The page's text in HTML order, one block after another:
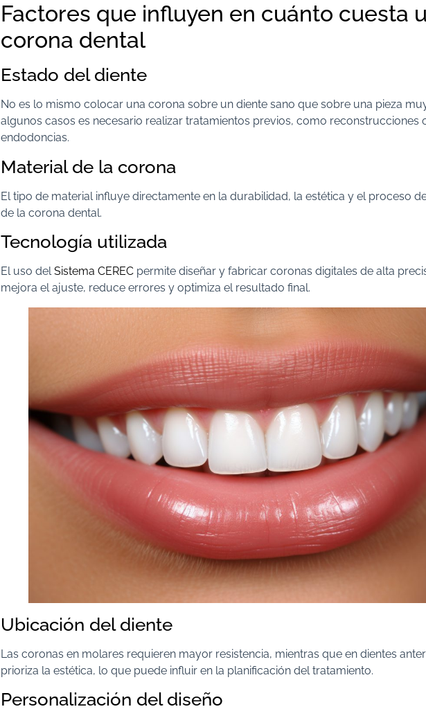
Factores que influyen en cuánto cuesta
corona dental
Estado del diente
No es lo mismo colocar una corona sobre un diente sano que sobre una pieza
algunos casos es necesario realizar tratamientos previos, como reconstrucciones
endodoncias.
Material de la corona
El tipo de material influye directamente en la durabilidad, la estética y el proceso
de la corona dental.
Tecnología utilizada
El uso delSistema CEREC permite diseñar y fabricar coronas digitales de alta
mejora el ajuste, reduce errores y optimiza el resultado final.
Ubicación del diente
Las coronas en molares requieren mayor resistencia, mientras que en dientes
prioriza la estética, lo que puede influir en la planificación del tratamiento.
Personalización del diseño